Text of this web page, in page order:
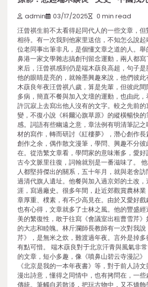
admin 03/17/2025 0 min read
汪曾祺生前不太看得起同代人的一些文章，
相待。有一次我到他家里送信，不知怎么說
位老同事出筆非凡，是個懂文章之道的人。
鼻港一家文學雜志搞創刊留念運動，兩人都
來后，汪曾祺感到仍是端木蕻良高超，句子是
他的眼睛是亮的，就翰墨興趣來說，他們彼
木蕻良年夜汪曾祺八歲，算是先輩，但彼此
多病，簡直不餐與加入文壇的運動，也由此
許沉寂上去寫出他人沒有的文字。較之先前
變，不復小說《科爾沁旗草原》的縱橫暢快
感。詞語有些幽遠之意，章法例有明清筆記
材的寫作，轉而研討《紅樓夢》，潛心創作長
創作之余，偶作散文漫筆，學問、興趣不分
在。從浩繁文章看，學問家的意味漸多，愛
古今文脈里往復，詞翰就別是一番滋味了。
人都堅持傑出的關系，五十年月，就與老舍
過清代旗人遺址。他餐與加入過京郊的土改
涯，寫過廠史。很多年間，赴近郊觀賞農林
章厚重、樸素，有不少高見在。由於又愛好
也有心得，文章就多了士林之風。他的豐盛
美的繁復性，敢于往寫《會議室出租曹雪芹
的大志和睦魄。林斤瀾師長教師有一次對我
芹》，是無米之炊，難渡過年夜。言外是掉多
有點可惜。 端木蕻良對于北京汗青與風氣非
的文章，短小多趣，像《噴鼻山碧云寺漫記》
《北京是我的一本年夜書》等，對于前人詩
漫出詩意，懂得之同情中，也有拷問在，一
傳統。筆觸自若散淡，把玩古物中，又不矯